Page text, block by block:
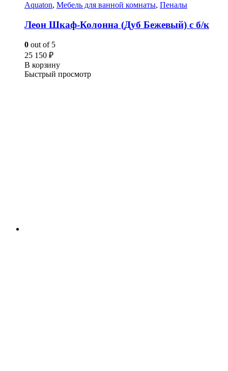
Aquaton, Мебель для ванной комнаты, Пеналы
Леон Шкаф-Колонна (Дуб Бежевый) с б/к
0 out of 5
25 150 ₽
В корзину
Быстрый просмотр